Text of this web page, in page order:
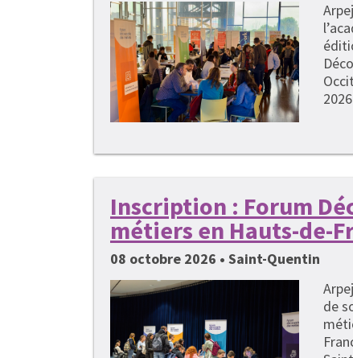
Inscription : Forum
métiers en Hauts-de-
08 octobre 2026 • Saint-Quentin
de